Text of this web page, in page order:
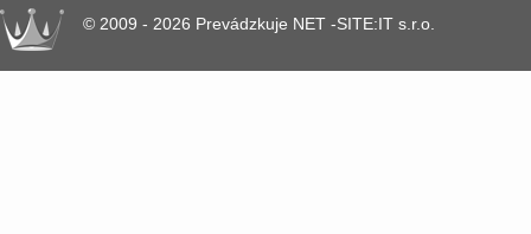
© 2009 - 2026 Prevádzkuje NET -SITE:IT s.r.o.